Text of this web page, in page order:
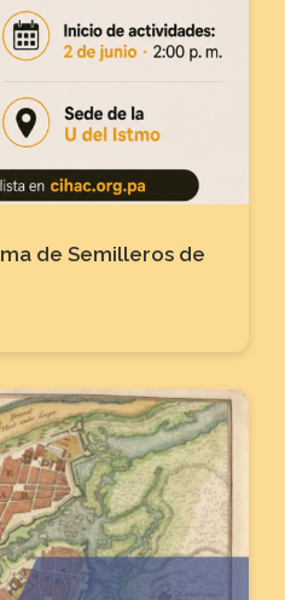
de Semilleros de